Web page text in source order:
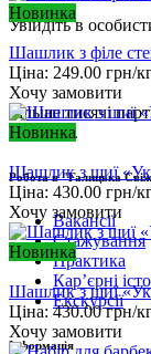
Новинка
Шашлик з філе
Ціна: 249.00 грн/
Хочу замовити
Новинка
Шашлик з шиї
Ціна: 430.00 грн/
Хочу замовити
Новинка
Шашлик з шиї
Ціна: 430.00 грн/
Хочу замовити
Увійдітьв
Більше тисячі
та сервіс.
Робота в "Галицька
Вакансії
Стажування
Практика
Карʼєрні
Екскурсії
Інформація